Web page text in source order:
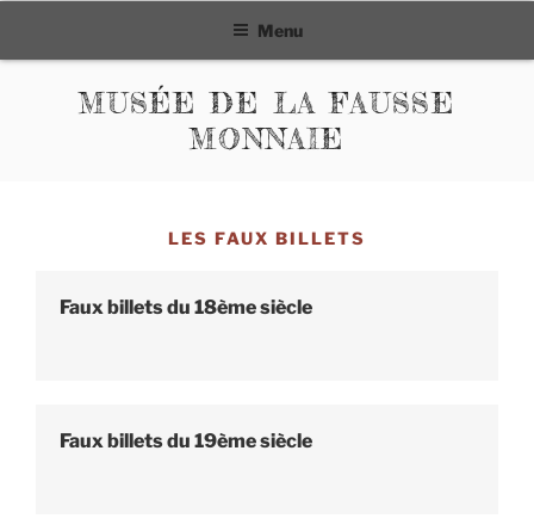
Menu
MUSÉE DE LA FAUSSE
MONNAIE
LES FAUX BILLETS
Faux billets du 18ème siècle
Faux billets du 19ème siècle